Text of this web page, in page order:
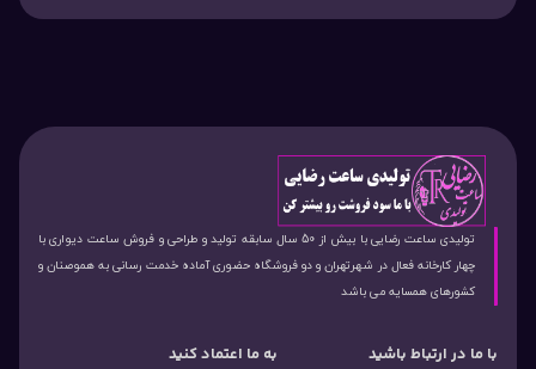
تولیدی ساعت رضایی با بیش از 50 سال سابقه تولید و طراحی و فروش ساعت دیواری با
چهار کارخانه فعال در شهرتهران و دو فروشگاه حضوری آماده خدمت رسانی به هموصنان و
کشورهای همسایه می باشد
با ما در ارتباط باشید به ما اعتماد کنید